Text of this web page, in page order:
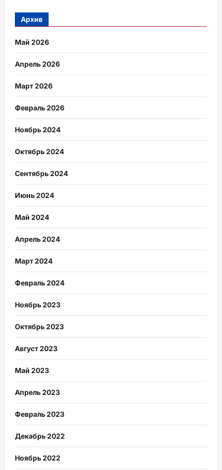
Архив
Май 2026
Апрель 2026
Март 2026
Февраль 2026
Ноябрь 2024
Октябрь 2024
Сентябрь 2024
Июнь 2024
Май 2024
Апрель 2024
Март 2024
Февраль 2024
Ноябрь 2023
Октябрь 2023
Август 2023
Май 2023
Апрель 2023
Февраль 2023
Декабрь 2022
Ноябрь 2022